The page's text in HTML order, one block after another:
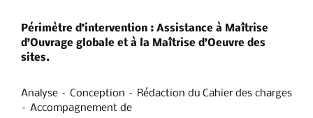
Périmètre d’intervention : Assistance à Maîtrise
d’Ouvrage globale et à la Maîtrise d’Oeuvre des
sites.
Analyse – Conception – Rédaction du Cahier des charges
– Accompagnement de